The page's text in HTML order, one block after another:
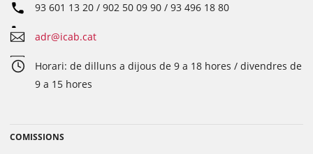
93 601 13 20 / 902 50 09 90 / 93 496 18 80
adr@icab.cat
Horari: de dilluns a dijous de 9 a 18 hores / divendres de
9 a 15 hores
COMISSIONS